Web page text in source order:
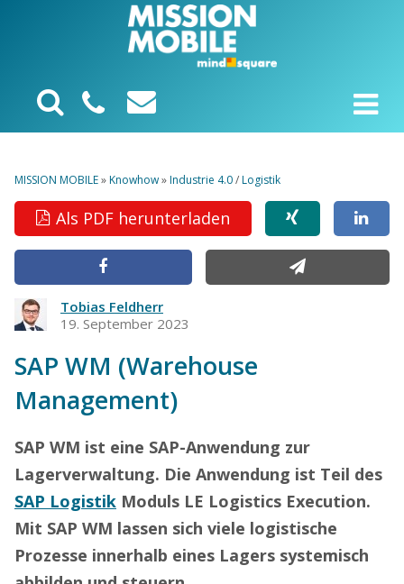
MISSION MOBILE»Knowhow»Industrie 4.0/Logistik
Als PDF herunterladen
Tobias Feldherr
19. September 2023
SAP WM (Warehouse
Management)
SAP WM ist eine SAP-Anwendung zur
Lagerverwaltung. Die Anwendung ist Teil des
SAP Logistik Moduls LE Logistics Execution.
Mit SAP WM lassen sich viele logistische
Prozesse innerhalb eines Lagers systemisch